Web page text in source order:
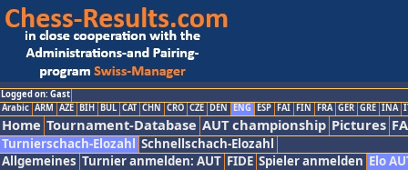
Logged on: Gast
Arabic ARM AZE BIH BUL CAT CHN CRO CZE DEN ENG ESP FAI FIN FRA GER GRE INA
Home Tournament-Database AUT championship Pictures
Turnierschach-Elozahl Schnellschach-Elozahl
Allgemeines Turnier anmelden: AUT FIDE Spieler anmelden Elo